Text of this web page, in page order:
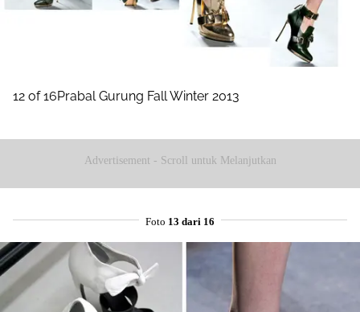
12 of 16Prabal Gurung Fall Winter 2013
Advertisement - Scroll untuk Melanjutkan
Foto 13 dari 16